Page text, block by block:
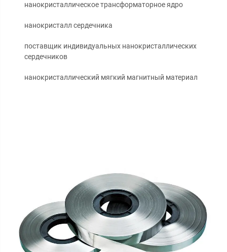
нанокристаллическое трансформаторное ядро
нанокристалл сердечника
поставщик индивидуальных нанокристаллических
сердечников
нанокристаллический мягкий магнитный материал